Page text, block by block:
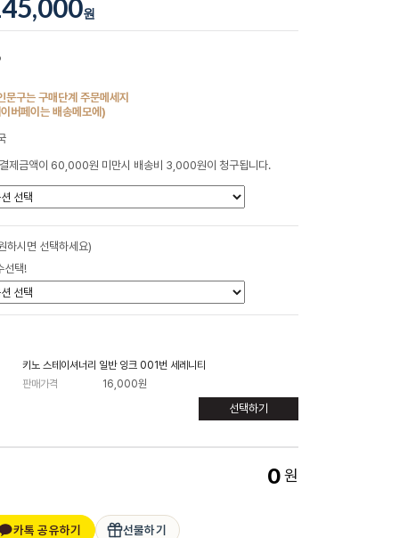
원
문구는 구매단계 주문메세지
버페이는 배송메모에)
제금액이 60,000원 미만시 배송비 3,000원이 청구됩니다.
하시면 선택하세요)
선택!
키노 스테이셔너리 일반 잉크 001번 세레니티
판매가격
16,000원
선택하기
0원
카톡 공유하기 선물하기